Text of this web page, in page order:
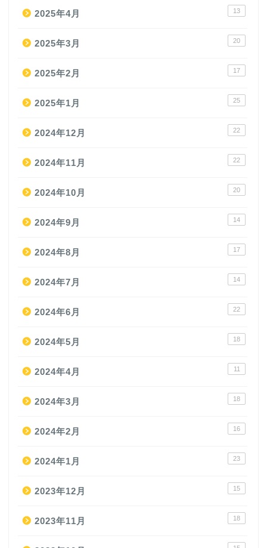
2025年4月 13
2025年3月 20
2025年2月 17
2025年1月 25
2024年12月 22
2024年11月 22
2024年10月 20
2024年9月 14
2024年8月 17
2024年7月 14
2024年6月 22
2024年5月 18
2024年4月 11
2024年3月 18
2024年2月 16
2024年1月 23
2023年12月 15
2023年11月 18